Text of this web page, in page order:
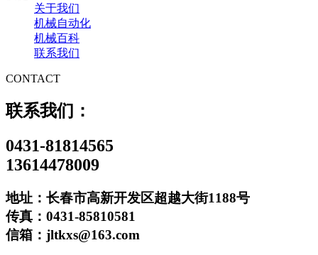
关于我们
机械自动化
机械百科
联系我们
CONTACT
联系我们：
0431-81814565
13614478009
地址：长春市高新开发区超越大街1188号
传真：0431-85810581
信箱：jltkxs@163.com